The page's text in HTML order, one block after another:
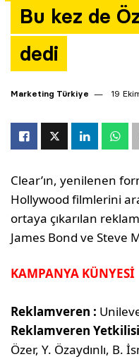
Bu kez de
dedi
Marketing Türkiye 19
Clear’ın, yenilenen
Hollywood filmlerini
ortaya çıkarılan
James Bond ve Steve
KAMPANYA KÜNYESİ
Reklamveren :
Reklamveren
Özer, Y. Özaydınlı, B.
Yazarlar
Araştırma